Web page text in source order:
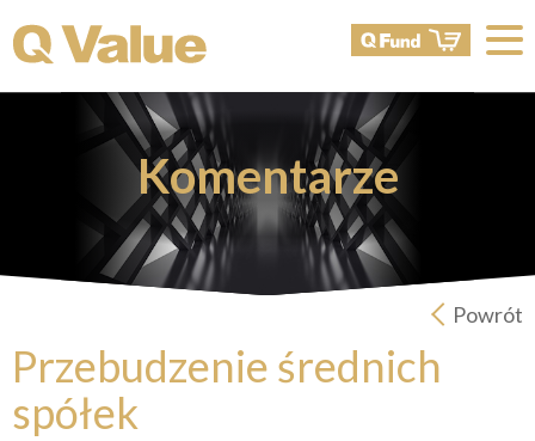
Komentarze
Powrót
Przebudzenie średnich
spółek